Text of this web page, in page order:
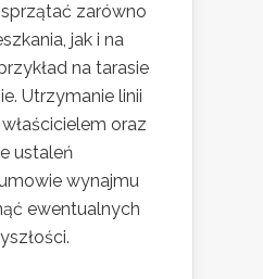
zarówno
jak i na
na tarasie
Utrzymanie linii
oraz
ustaleń
wynajmu
ewentualnych